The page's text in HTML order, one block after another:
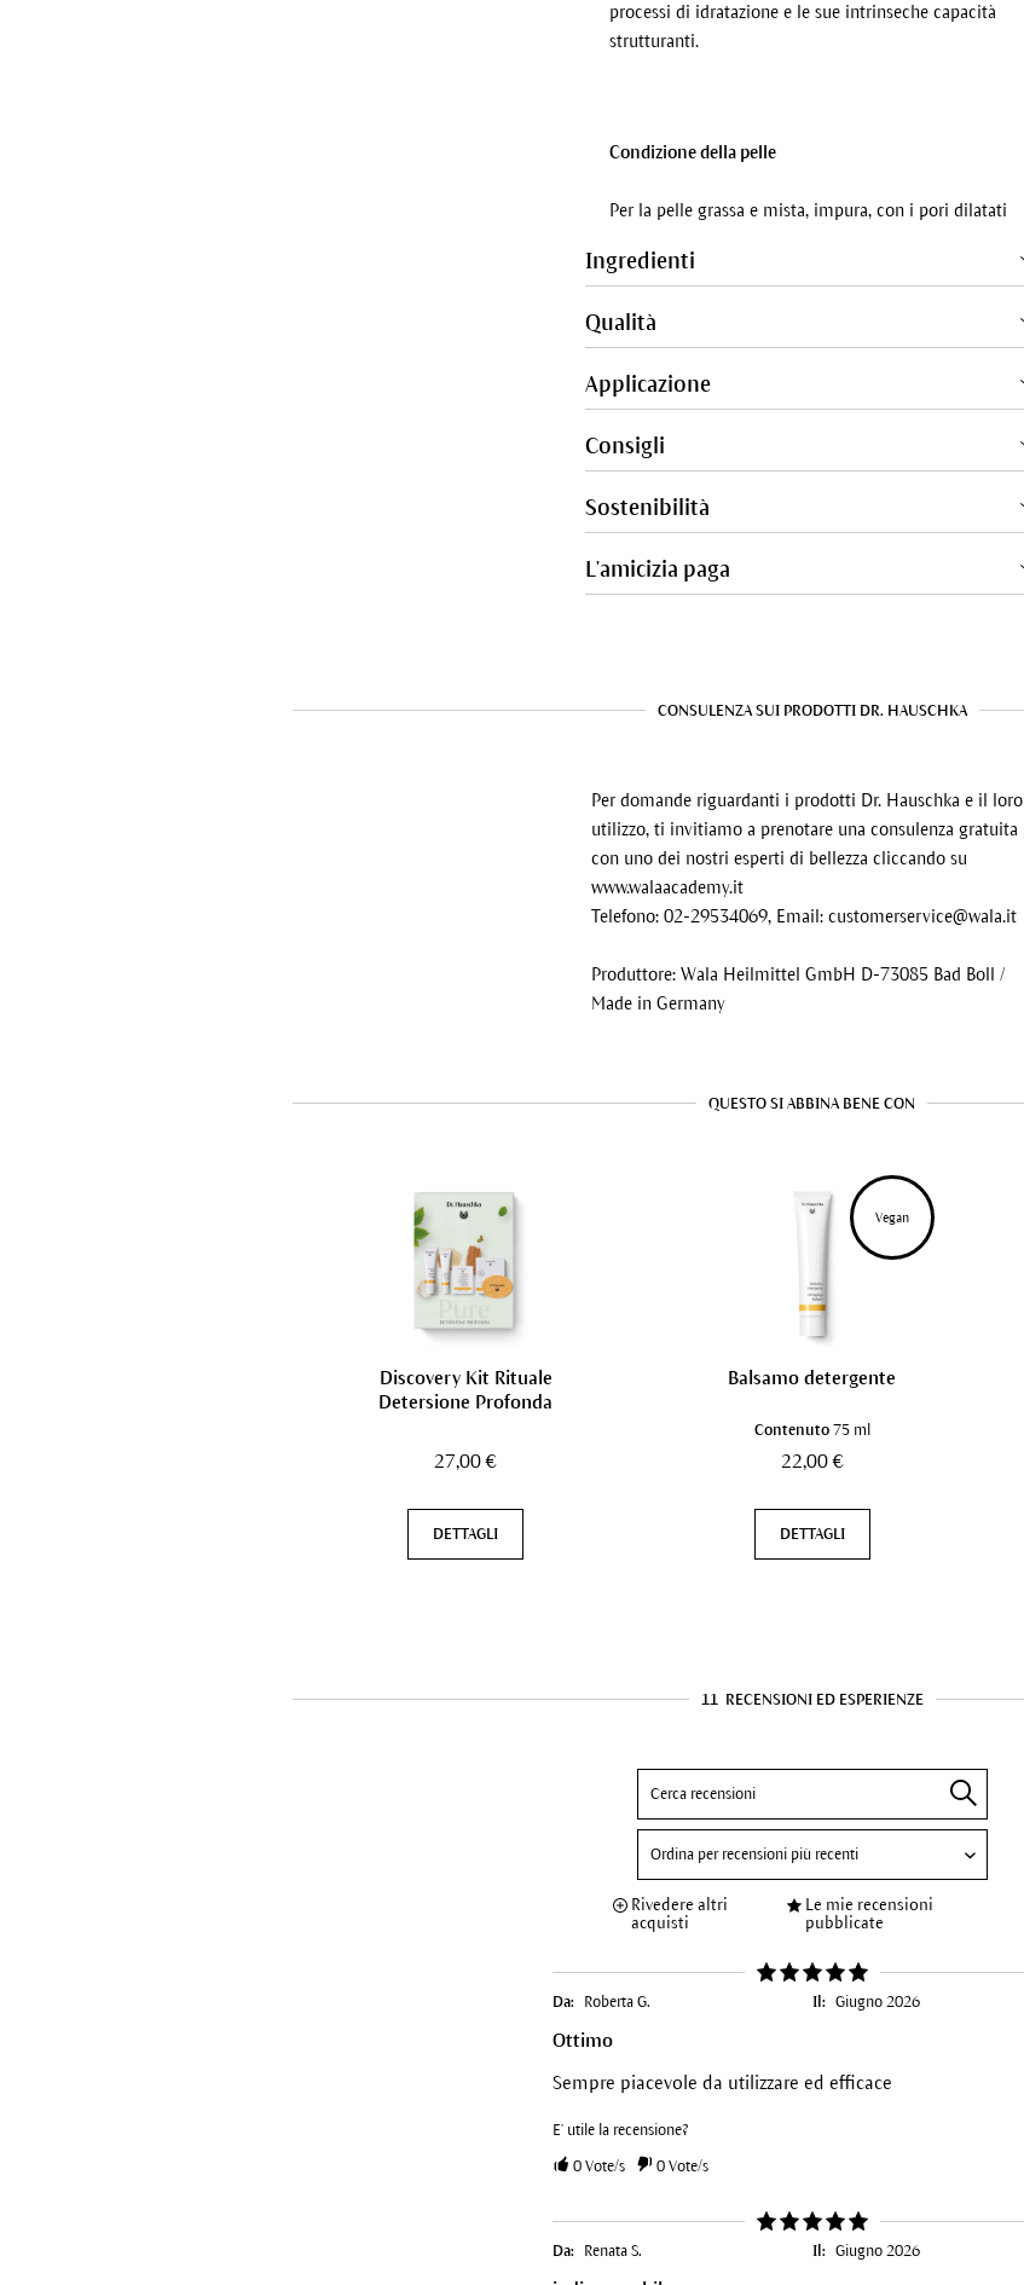
processi di idratazione e le sue intrinseche capacità
strutturanti.
Condizione della pelle
Per la pelle grassa e mista, impura, con i pori dilatati
Ingredienti
Qualità
Applicazione
Consigli
Sostenibilità
L'amicizia paga
CONSULENZA SUI PRODOTTI DR. HAUSCHKA
Per domande riguardanti i prodotti Dr. Hauschka e il loro
utilizzo, ti invitiamo a prenotare una consulenza gratuita
con uno dei nostri esperti di bellezza cliccando su
www.walaacademy.it
Telefono: 02-29534069, Email: customerservice@wala.it
Produttore: Wala Heilmittel GmbH D-73085 Bad Boll /
Made in Germany
QUESTO SI ABBINA BENE CON
Discovery Kit Rituale
Detersione Profonda
27,00 €
DETTAGLI
Vegan
Balsamo detergente
Contenuto 75 ml
22,00 €
DETTAGLI
11 RECENSIONI ED ESPERIENZE
Rivedere altri
acquisti
Le mie recensioni
pubblicate
Da: Roberta G. Il: Giugno 2026
Ottimo
Sempre piacevole da utilizzare ed efficace
E' utile la recensione?
0Vote/s 0Vote/s
Da: Renata S. Il: Giugno 2026